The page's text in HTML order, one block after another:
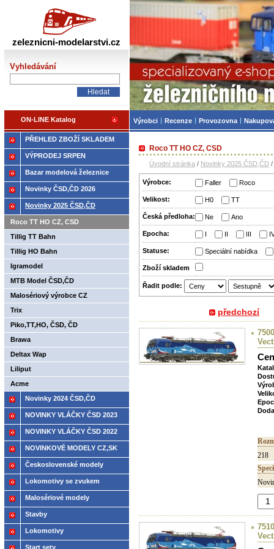
Roco TT HO CZ, CSD
Úvodní stránka / Novinky 2025 ČSD,ČD /
Výrobce: Faller Roco
Velikost: H0 TT
Česká předloha: Ne Ano
Epocha: I II III
Statuse: Speciální nabídka
Zboží­ skladem
Řadit podle:
předchozí
218
PŘEHLED ZBOŽÍ SKLADEM
VÝPRODEJ SRPEN
Bazar modelová železnice
Novinky ČSD,ČD 2026
Novinky 2025 ČSD,ČD
Roco TT HO CZ, CSD
Tillig TT Bahn
Tillig HO Bahn
Igramodel
MTB Model ČSD,ČD
Malosériový výrobce CZ
Trix
Piko,TT,HO, ČSD, ČD
Brawa
Deltax Wap
Liliput
Acme
Novinky 2024 ČSD,ČD
NOVINKY VLÁČKY ČSD 2023
NOVINKY VLÁČKY ČSD 2022
NOVINKOVÉ MODELY CZ,SK
2021
Československé modely
ČSD,ČD
Lokomotivy se zvukem
Malosériové modely
Stavby
Lokomotivy
Start sety
zeleznicni-modelarstvi.cz
Vyhledávání
ON-LINE Katalog
Železniční
Výrobci Recenze Provozovna